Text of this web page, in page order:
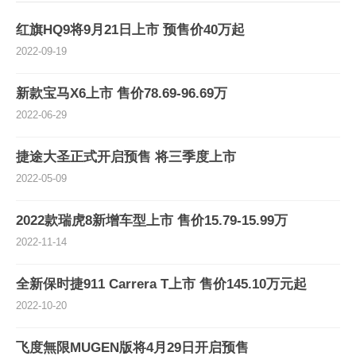
红旗HQ9将9月21日上市 预售价40万起
2022-09-19
新款宝马X6上市 售价78.69-96.69万
2022-06-29
捷途大圣正式开启预售 将三季度上市
2022-05-09
2022款瑞虎8新增车型上市 售价15.79-15.99万
2022-11-14
全新保时捷911 Carrera T上市 售价145.10万元起
2022-10-20
飞度無限MUGEN版将4月29日开启预售